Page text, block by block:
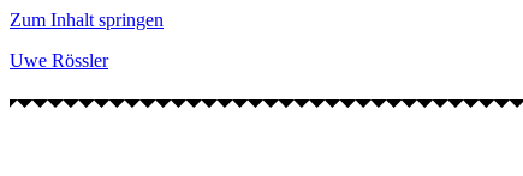
Zum Inhalt springen
Uwe Rössler